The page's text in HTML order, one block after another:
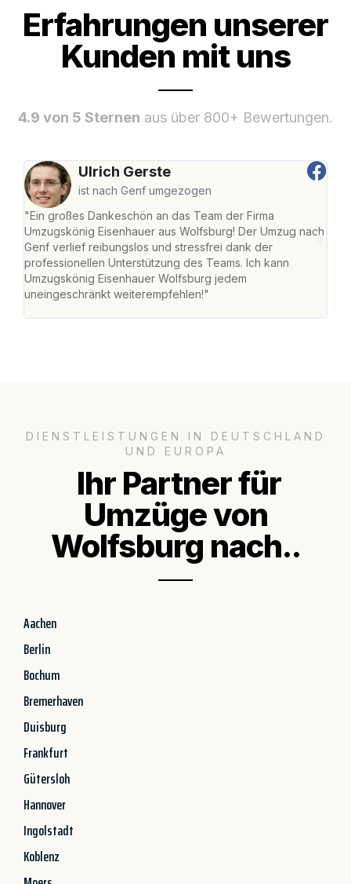
Erfahrungen unserer
Kunden mit uns
4.9 von 5 Sternen aus über 800+ Bewertungen.
Ulrich Gerste
ist nach Genf umgezogen
"Ein großes Dankeschön an das Team der Firma
Umzugskönig Eisenhauer aus Wolfsburg! Der Umzug nach
Genf verlief reibungslos und stressfrei dank der
professionellen Unterstützung des Teams. Ich kann
Umzugskönig Eisenhauer Wolfsburg jedem
uneingeschränkt weiterempfehlen!"
DIENSTLEISTUNGEN IN DEUTSCHLAND
UND EUROPA
Ihr Partner für
Umzüge von
Wolfsburg nach..
Aachen
Berlin
Bochum
Bremerhaven
Duisburg
Frankfurt
Gütersloh
Hannover
Ingolstadt
Koblenz